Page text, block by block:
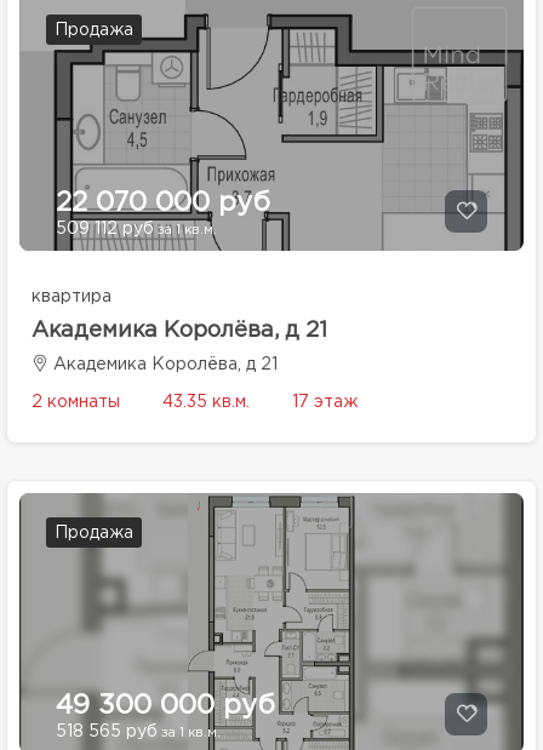
Продажа
22 070 000 руб
509 112 руб за 1 кв.м.
квартира
Академика Королёва, д 21
Академика Королёва, д 21
2 комнаты 43.35 кв.м. 17 этаж
Продажа
49 300 000 руб
518 565 руб за 1 кв.м.